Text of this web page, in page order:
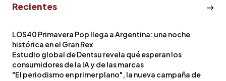
Recientes
LOS40 Primavera Pop llega a Argentina: una noche
histórica en el Gran Rex
Estudio global de Dentsu revela qué esperan los
consumidores de la IA y de las marcas
"El periodismo en primer plano", la nueva campaña de